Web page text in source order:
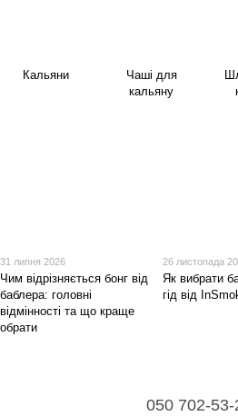
Кальяни
Чаші для
кальяну
31 липня 2026
Чим відрізняється бонг від
баблера: головні
відмінності та що краще
обрати
26 листопада
Як вибрати
гід від
050 702-53-